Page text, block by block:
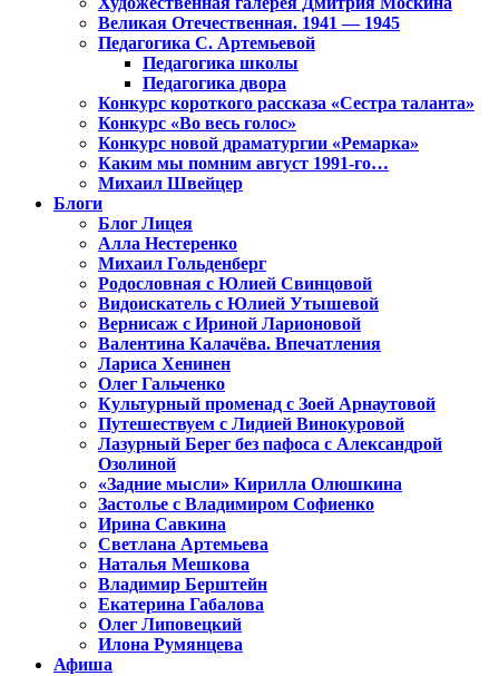
Великая Отечественная. 1941 — 1945
Педагогика С. Артемьевой
Педагогика школы
Педагогика двора
Конкурс короткого рассказа «Сестра таланта»
Конкурс «Во весь голос»
Конкурс новой драматургии «Ремарка»
Каким мы помним август 1991-го…
Михаил Швейцер
Блоги
Блог Лицея
Алла Нестеренко
Михаил Гольденберг
Родословная с Юлией Свинцовой
Видоискатель с Юлией Утышевой
Вернисаж с Ириной Ларионовой
Валентина Калачёва. Впечатления
Лариса Хенинен
Олег Гальченко
Культурный променад с Зоей Арнаутовой
Путешествуем с Лидией Винокуровой
Лазурный Берег без пафоса с Александрой
Озолиной
«Задние мысли» Кирилла Олюшкина
Застолье с Владимиром Софиенко
Ирина Савкина
Светлана Артемьева
Наталья Мешкова
Владимир Берштейн
Екатерина Габалова
Олег Липовецкий
Илона Румянцева
Афиша